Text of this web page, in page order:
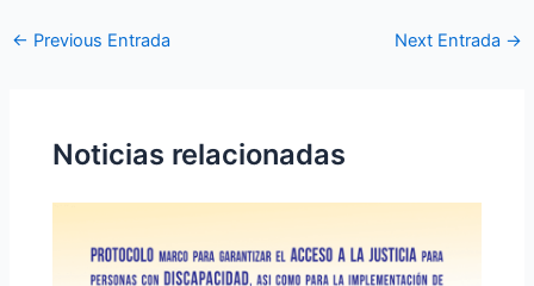
← Previous Entrada Next Entrada →
Noticias relacionadas